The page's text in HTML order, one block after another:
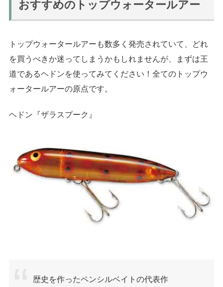
おすすめのトップウォータールアー
トップウォータールアーも数多く発売されていて、どれ
を買うべきか迷ってしまうかもしれませんが、まずは王
道であるヘドンを使ってみてください！全てのトップウ
ォータールアーの原点です。
ヘドン『ザラスプーク』
歴史を作ったペンシルベイトの代表作